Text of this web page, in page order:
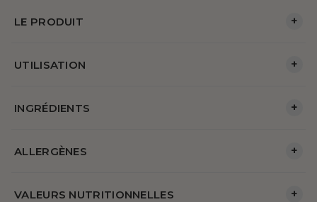
LE PRODUIT +
UTILISATION +
INGRÉDIENTS +
ALLERGÈNES +
VALEURS NUTRITIONNELLES +